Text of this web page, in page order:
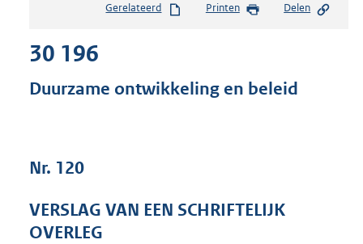
s
s
e
Gerelateerd Printen Delen
30 196
Duurzame ontwikkeling en beleid
Nr. 120
VERSLAG VAN EEN SCHRIFTELIJK
OVERLEG